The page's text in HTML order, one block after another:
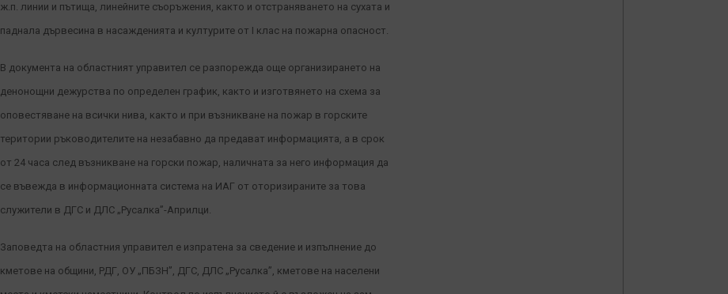
ж.п. линии и пътища, линейните съоръжения, както и отстраняването на сухата и
паднала дървесина в насажденията и културите от І клас на пожарна опасност.
В документа на областният управител се разпорежда още организирането на
денонощни дежурства по определен график, както и изготвянето на схема за
оповестяване на всички нива, както и при възникване на пожар в горските
територии ръководителите на незабавно да предават информацията, а в срок
от 24 часа след възникване на горски пожар, наличната за него информация да
се въвежда в информационната система на ИАГ от оторизираните за това
служители в ДГС и ДЛС „Русалка”-Априлци.
Заповедта на областния управител е изпратена за сведение и изпълнение до
кметове на общини, РДГ, ОУ „ПБЗН”, ДГС, ДЛС „Русалка”, кметове на населени